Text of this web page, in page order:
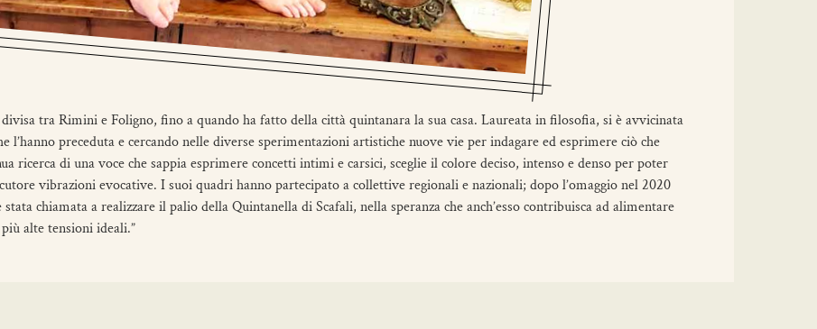
tra Rimini e Foligno, fino a quando ha fatto della città quintanara la sua casa. Laureata in filosofia, si è avvicinata
l’hanno preceduta e cercando nelle diverse sperimentazioni artistiche nuove vie per indagare ed esprimere ciò che
ricerca di una voce che sappia esprimere concetti intimi e carsici, sceglie il colore deciso, intenso e denso per poter
vibrazioni evocative. I suoi quadri hanno partecipato a collettive regionali e nazionali; dopo l’omaggio nel 2020
chiamata a realizzare il palio della Quintanella di Scafali, nella speranza che anch’esso contribuisca ad alimentare
alte tensioni ideali.”